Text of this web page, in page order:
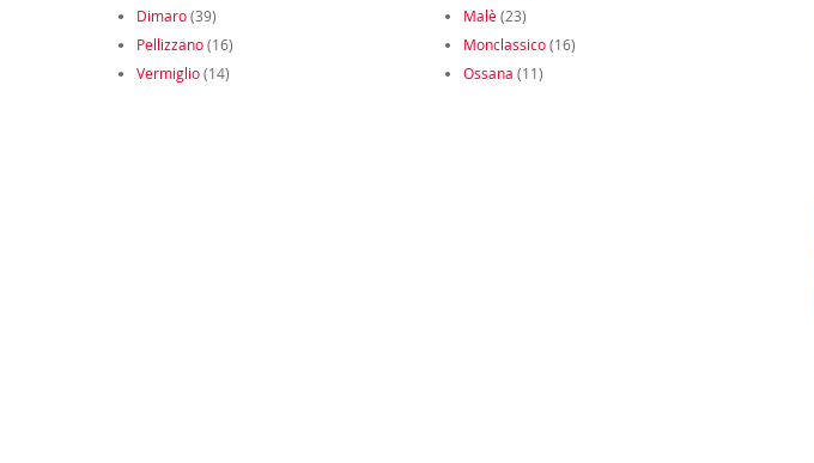
Dimaro(39) Malè(23)
Pellizzano(16) Monclassico(16)
Vermiglio(14) Ossana (11)